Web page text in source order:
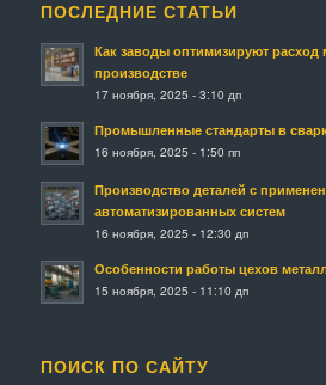
ПОСЛЕДНИЕ СТАТЬИ
Как заводы оптимизируют расход
производстве
17 ноября, 2025 - 3:10 дп
Промышленные стандарты в
16 ноября, 2025 - 1:50 пп
Производство деталей с
автоматизированных систем
16 ноября, 2025 - 12:30 дп
Особенности работы цехов
15 ноября, 2025 - 11:10 дп
ПОИСК ПО САЙТУ